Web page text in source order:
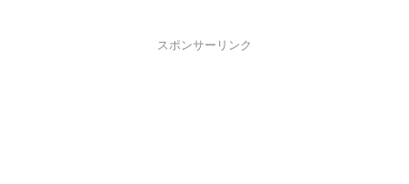
スポンサーリンク